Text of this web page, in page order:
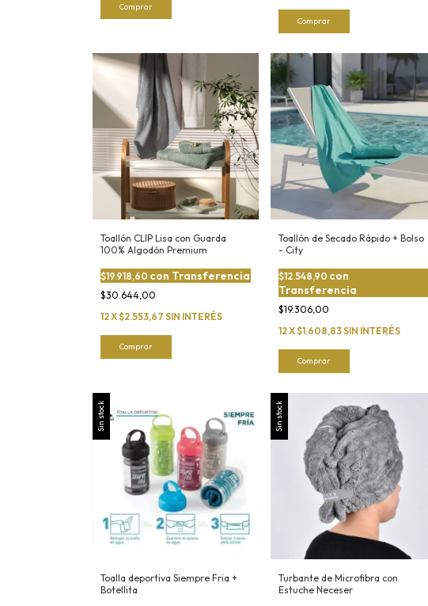
Comprar
Comprar
Toallón CLIP Lisa con Guarda
100% Algodón Premium
$30.644,00
$19.918,60 con Transferencia
12X$2.553,67 SIN INTERÉS
Comprar
Toallón de Secado Rápido + Bolso
- City
$19.306,00
$12.548,90 con
Transferencia
12X$1.608,83SIN INTERÉS
Comprar
Sin stock
Toalla deportiva Siempre Fria +
Botellita
Sin stock
Turbante de Microfibra con
Estuche Neceser